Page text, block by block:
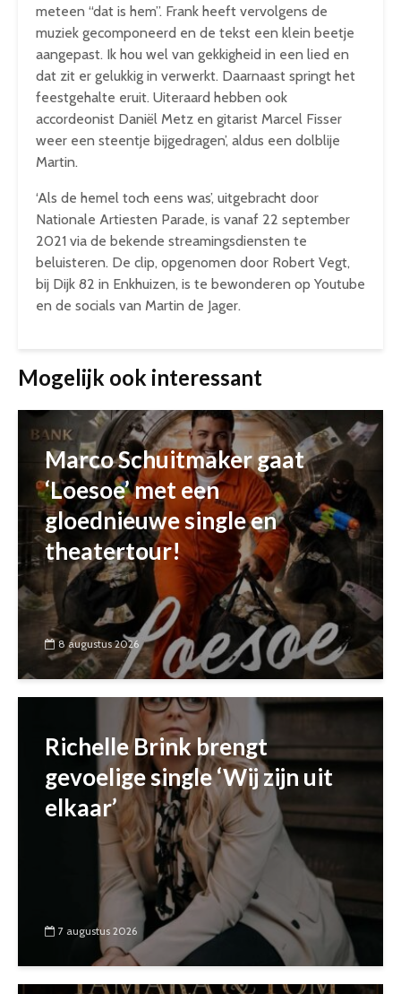
meteen “dat is hem”. Frank heeft vervolgens de
muziek gecomponeerd en de tekst een klein beetje
aangepast. Ik hou wel van gekkigheid in een lied en
dat zit er gelukkig in verwerkt. Daarnaast springt het
feestgehalte eruit. Uiteraard hebben ook
accordeonist Daniël Metz en gitarist Marcel Fisser
weer een steentje bijgedragen’, aldus een dolblije
Martin.
‘Als de hemel toch eens was’, uitgebracht door
Nationale Artiesten Parade, is vanaf 22 september
2021 via de bekende streamingsdiensten te
beluisteren. De clip, opgenomen door Robert Vegt,
bij Dijk 82 in Enkhuizen, is te bewonderen op Youtube
en de socials van Martin de Jager.
Mogelijk ook interessant
Marco Schuitmaker gaat
‘Loesoe’ met een
gloednieuwe single en
theatertour!
8 augustus 2026
Richelle Brink brengt
gevoelige single ‘Wij zijn uit
elkaar’
7 augustus 2026